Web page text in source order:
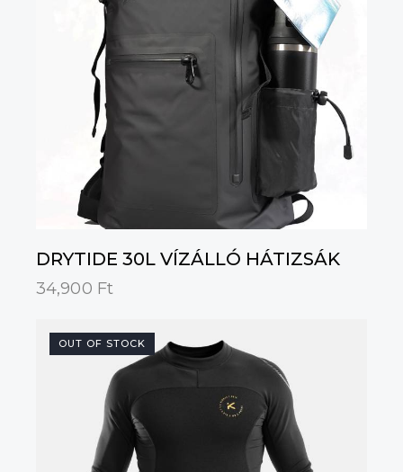
DRYTIDE 30L VÍZÁLLÓ HÁTIZSÁK
34,900 Ft
OUT OF STOCK